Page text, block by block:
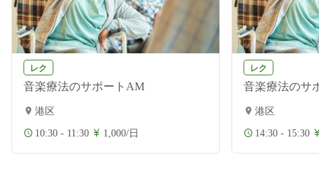
レク
音楽療法のサポートAM
港区
10:30 - 11:30 1,000/日
レク
音楽療法の
港区
14:30 - 15:30